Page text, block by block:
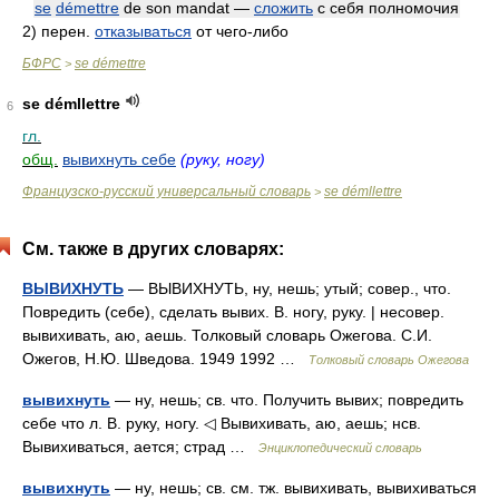
se démettre de son mandat — сложить с себя полномочия
2) перен. отказываться от чего-либо
БФРС > se démettre
6
se démllettre
гл.
общ.
вывихнуть себе (руку, ногу)
Французско-русский универсальный словарь > se démllettre
См. также в других словарях:
ВЫВИХНУТЬ — ВЫВИХНУТЬ, ну, нешь; утый; совер., что.
Повредить (себе), сделать вывих. В. ногу, руку. | несовер.
вывихивать, аю, аешь. Толковый словарь Ожегова. С.И.
Ожегов, Н.Ю. Шведова. 1949 1992 …
Толковый словарь Ожегова
вывихнуть — ну, нешь; св. что. Получить вывих; повредить
себе что л. В. руку, ногу. ◁ Вывихивать, аю, аешь; нсв.
Вывихиваться, ается; страд …
Энциклопедический словарь
вывихнуть — ну, нешь; св. см. тж. вывихивать, вывихиваться